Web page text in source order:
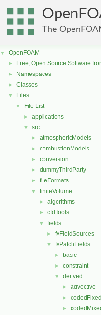
The
▼ OpenFOAM
► Free, Open Source Software
► Namespaces
► Classes
▼ Files
▼ File List
► applications
▼ src
► atmosphericModels
► combustionModels
► conversion
► dummyThirdParty
► fileFormats
▼ finiteVolume
► algorithms
► cfdTools
▼ fields
► fvFieldSources
▼ fvPatchFields
► basic
► constraint
▼ derived
► advective
►
►